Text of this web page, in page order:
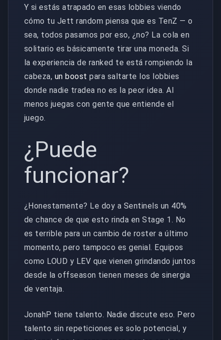
Y si estás atrapado en esas lobbies viendo
cómo tu Jett random piensa que es TenZ — o
sea, todos pasamos por eso, ¿no? La cola en
solitario es básicamente tirar una moneda. Si
la experiencia de ranked te está rompiendo la
cabeza, un boost para saltarte los lobbies
donde nadie tradea no es la peor idea. Al
menos juegas con gente que entiende el
juego.
¿Puede
funcionar?
¿Honestamente? Le doy a Sentinels un 40%
de chance de que esto rinda en Stage 1. No
es terrible para un cambio de roster a último
momento, pero tampoco es genial. Equipos
como LOUD y LEV que vienen grindando juntos
desde la offseason tienen meses de sinergia
de ventaja.
JonahP tiene talento. Nadie discute eso. Pero
talento sin repeticiones es solo potencial, y